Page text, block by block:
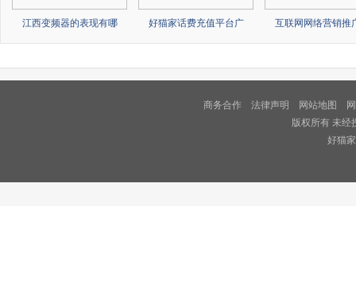
江西变频器的表现有哪 好猫家话费充值平台广 互联网网络营销推
商务合作 法律声明 网站地图
版权所有 未经
好猫